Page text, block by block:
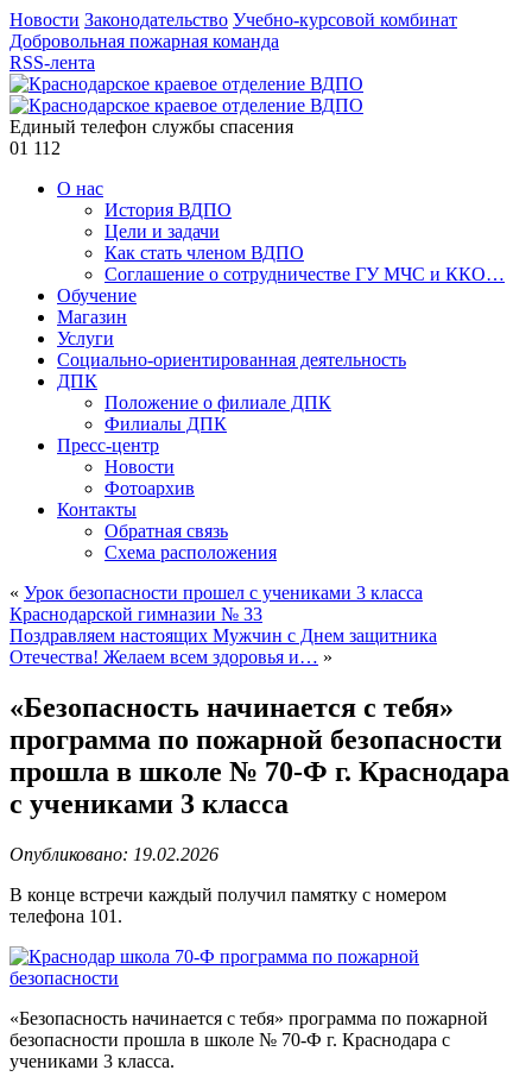
Новости Законодательство Учебно-курсовой комбинат
Добровольная пожарная команда
RSS-лента
Единый телефон службы спасения
01 112
О нас
История ВДПО
Цели и задачи
Как стать членом ВДПО
Соглашение о сотрудничестве ГУ МЧС и ККО…
Обучение
Магазин
Услуги
Социально-ориентированная деятельность
ДПК
Положение о филиале ДПК
Филиалы ДПК
Пресс-центр
Новости
Фотоархив
Контакты
Обратная связь
Схема расположения
« Урок безопасности прошел с учениками 3 класса
Краснодарской гимназии № 33
Поздравляем настоящих Мужчин с Днем защитника
Отечества! Желаем всем здоровья и… »
«Безопасность начинается с тебя»
программа по пожарной безопасности
прошла в школе № 70-Ф г. Краснодара
с учениками 3 класса
Опубликовано: 19.02.2026
В конце встречи каждый получил памятку с номером
телефона 101.
«Безопасность начинается с тебя» программа по пожарной
безопасности прошла в школе № 70-Ф г. Краснодара с
учениками 3 класса.